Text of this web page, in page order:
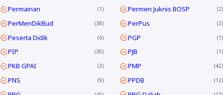
Permainan 1 Permen Juknis BOSP 2
PerMenDikBud 38 PerPus 2
Peserta Didik 6 PGP 1
PIP 30 PJB 1
PKB GPAI 3 PMP 42
PNS 9 PPDB 12